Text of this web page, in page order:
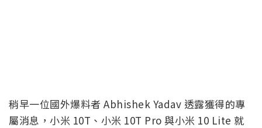
稍早一位國外爆料者 Abhishek Yadav 透露獲得的專
屬消息，小米 10T、小米 10T Pro 與小米 10 Lite 就